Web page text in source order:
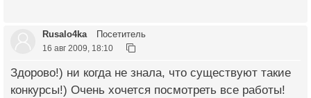
Rusalo4ka Посетитель
16 авг 2009, 18:10
Здорово!) ни когда не знала, что существуют такие
конкурсы!) Очень хочется посмотреть все работы!